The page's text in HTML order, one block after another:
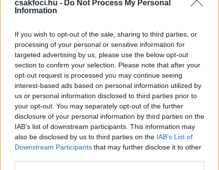
csakfoci.hu - Do Not Process My Personal
Information
If you wish to opt-out of the sale, sharing to third parties, or
processing of your personal or sensitive information for
targeted advertising by us, please use the below opt-out
section to confirm your selection. Please note that after your
opt-out request is processed you may continue seeing
interest-based ads based on personal information utilized by
us or personal information disclosed to third parties prior to
your opt-out. You may separately opt-out of the further
disclosure of your personal information by third parties on the
IAB’s list of downstream participants. This information may
also be disclosed by us to third parties on the IAB’s List of
Downstream Participants that may further disclose it to other
az első DVTK-meccse után: "Rajtam
ment el, elrontottam, sajnálom"
NB I: Colley jött, látott, de nem
győzött: a Lokinak belefért egy
átaludt félidő - videó
NB I
Furcsa helyzet Diósgyőrben: A sörrel
megdobált és mutogató csatárnak